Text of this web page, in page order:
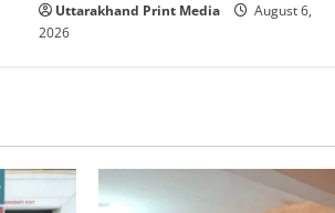
Uttarakhand Print Media
August 6,
2026